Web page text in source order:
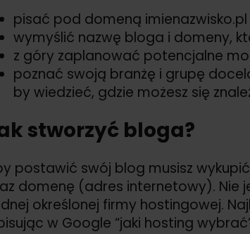
pisać pod domeną imienazwisko.pl
wymyślić nazwę bloga i domeny,
z góry zaplanować potencjalne
poznać swoją branżę i grupę
by wiedzieć, gdzie możesz się
stworzyć bloga?
postawić swój blog musisz
domenę (adres internetowy). Nie
określonej firmy hostingowej.
w Google “jaki hosting